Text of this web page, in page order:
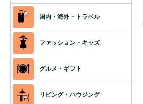
国内・海外・トラベル
ファッション・キッズ
グルメ・ギフト
リビング・ハウジング